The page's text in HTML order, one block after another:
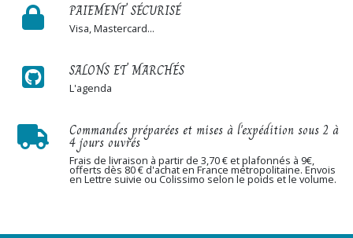
PAIEMENT SÉCURISÉ
Visa, Mastercard...
SALONS ET MARCHÉS
L'agenda
Commandes préparées et mises à l'expédition sous 2 à
4 jours ouvrés
Frais de livraison à partir de 3,70 € et plafonnés à 9€,
offerts dès 80 € d'achat en France métropolitaine. Envois
en Lettre suivie ou Colissimo selon le poids et le volume.